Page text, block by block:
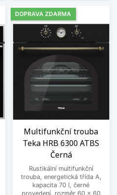
Multifunkční trouba
Teka HRB 6300 ATBS
Černá
Rustikální multifunkční
trouba, energetická třída A,
kapacita 70 l, černé
provedení, rozměr 60 x 60
DOPRAVA ZDARMA